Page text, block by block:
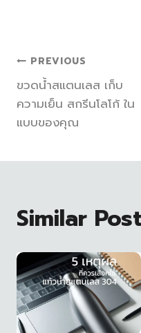
แนะแนว
เรื่อง
PREVIOUS
ขวดน้ำสแตนเลส เก็บ
ความเย็น สกรีนโลโก้ ใน
แบบของคุณ
Similar